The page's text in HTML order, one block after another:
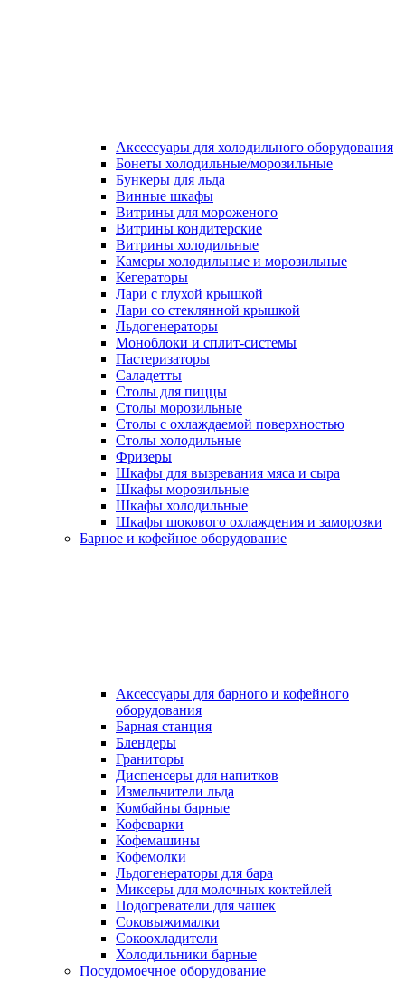
Аксессуары для холодильного оборудования
Бонеты холодильные/морозильные
Бункеры для льда
Винные шкафы
Витрины для мороженого
Витрины кондитерские
Витрины холодильные
Камеры холодильные и морозильные
Кегераторы
Лари с глухой крышкой
Лари со стеклянной крышкой
Льдогенераторы
Моноблоки и сплит-системы
Пастеризаторы
Саладетты
Столы для пиццы
Столы морозильные
Столы с охлаждаемой поверхностью
Столы холодильные
Фризеры
Шкафы для вызревания мяса и сыра
Шкафы морозильные
Шкафы холодильные
Шкафы шокового охлаждения и заморозки
Барное и кофейное оборудование
Аксессуары для барного и кофейного
оборудования
Барная станция
Блендеры
Граниторы
Диспенсеры для напитков
Измельчители льда
Комбайны барные
Кофеварки
Кофемашины
Кофемолки
Льдогенераторы для бара
Миксеры для молочных коктейлей
Подогреватели для чашек
Соковыжималки
Сокоохладители
Холодильники барные
Посудомоечное оборудование